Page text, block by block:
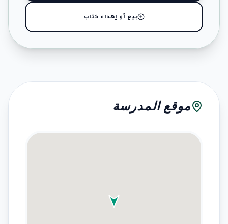
بيع أو إهداء كتاب
موقع المدرسة